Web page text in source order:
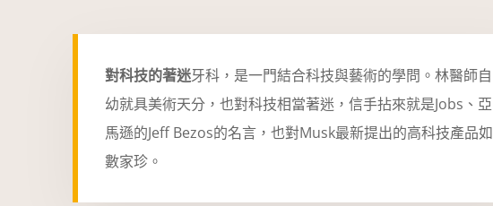
對科技的著迷牙科，是一門結合科技與藝術的學問。林醫師自
幼就具美術天分， 也對科技相當著迷，信手拈來就是Jobs、亞
馬遜的Jeff Bezos的名言，也對Musk最新提出的高科技產品如
數家珍。